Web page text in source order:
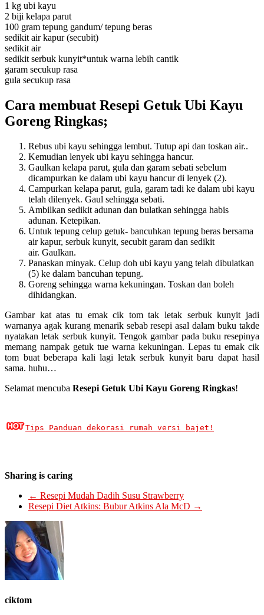
1 kg ubi kayu
2 biji kelapa parut
100 gram tepung gandum/ tepung beras
sedikit air kapur (secubit)
sedikit air
sedikit serbuk kunyit*untuk warna lebih cantik
garam secukup rasa
gula secukup rasa
Cara membuat Resepi Getuk Ubi Kayu
Goreng Ringkas;
Rebus ubi kayu sehingga lembut. Tutup api dan toskan air..
Kemudian lenyek ubi kayu sehingga hancur.
Gaulkan kelapa parut, gula dan garam sebati sebelum
dicampurkan ke dalam ubi kayu hancur di lenyek (2).
Campurkan kelapa parut, gula, garam tadi ke dalam ubi kayu
telah dilenyek. Gaul sehingga sebati.
Ambilkan sedikit adunan dan bulatkan sehingga habis
adunan. Ketepikan.
Untuk tepung celup getuk- bancuhkan tepung beras bersama
air kapur, serbuk kunyit, secubit garam dan sedikit
air. Gaulkan.
Panaskan minyak. Celup doh ubi kayu yang telah dibulatkan
(5) ke dalam bancuhan tepung.
Goreng sehingga warna kekuningan. Toskan dan boleh
dihidangkan.
Gambar kat atas tu emak cik tom tak letak serbuk kunyit jadi
warnanya agak kurang menarik sebab resepi asal dalam buku takde
nyatakan letak serbuk kunyit. Tengok gambar pada buku resepinya
memang nampak getuk tue warna kekuningan. Lepas tu emak cik
tom buat beberapa kali lagi letak serbuk kunyit baru dapat hasil
sama. huhu…
Selamat mencuba Resepi Getuk Ubi Kayu Goreng Ringkas!
Tips Panduan dekorasi rumah versi bajet!
Sharing is caring
← Resepi Mudah Dadih Susu Strawberry
Resepi Diet Atkins: Bubur Atkins Ala McD →
ciktom